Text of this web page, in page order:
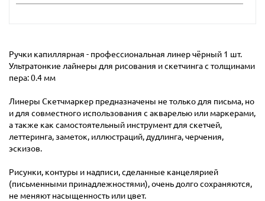
Ручки капиллярная - профессиональная линер чёрный 1 шт.
Ультратонкие лайнеры для рисования и скетчинга с толщинами
пера: 0.4 мм
Линеры Скетчмаркер предназначены не только для письма, но
и для совместного использования с акварелью или маркерами,
а также как самостоятельный инструмент для скетчей,
леттеринга, заметок, иллюстраций, дудлинга, черчения,
эскизов.
Рисунки, контуры и надписи, сделанные канцелярией
(письменными принадлежностями), очень долго сохраняются,
не меняют насыщенность или цвет.